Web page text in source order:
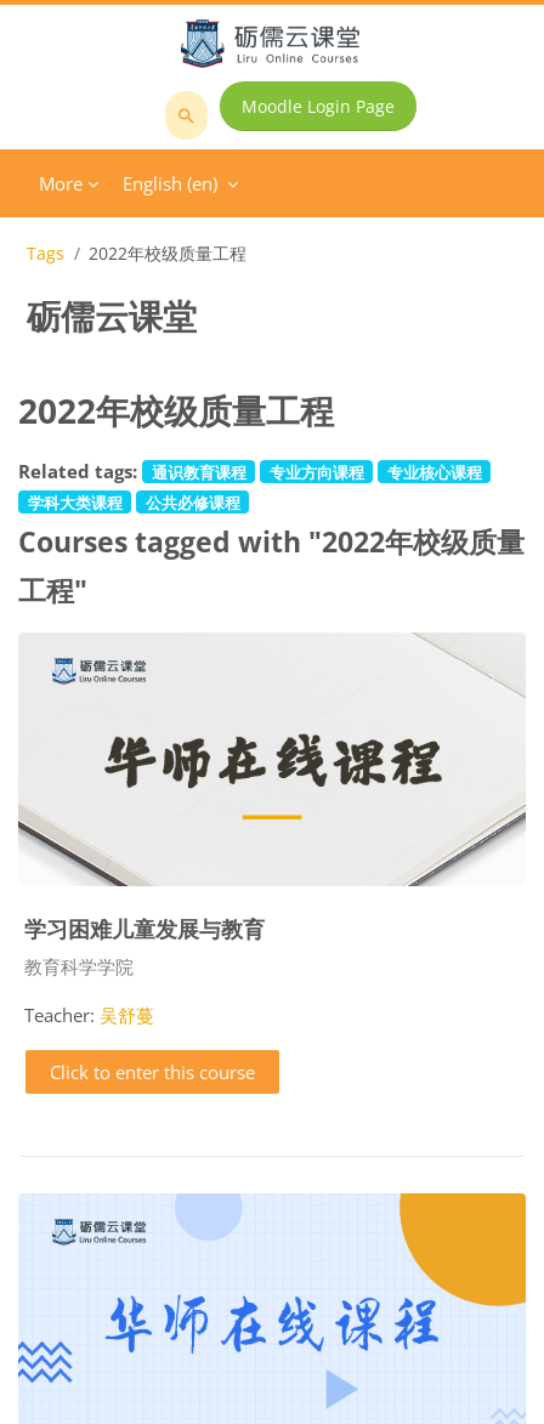
Search
Moodle Login Page
More English ‎(en)‎
Tags 2022年校级质量工程
砺儒云课堂
2022年校级质量工程
Related tags: 通识教育课程 专业方向课程
专业核心课程
学科大类课程
公共必修课程
Courses tagged with "2022年校级质量
工程"
学习困难儿童发展与教育
Course category
教育科学学院
Teacher: 吴舒蔓
Click to enter this course